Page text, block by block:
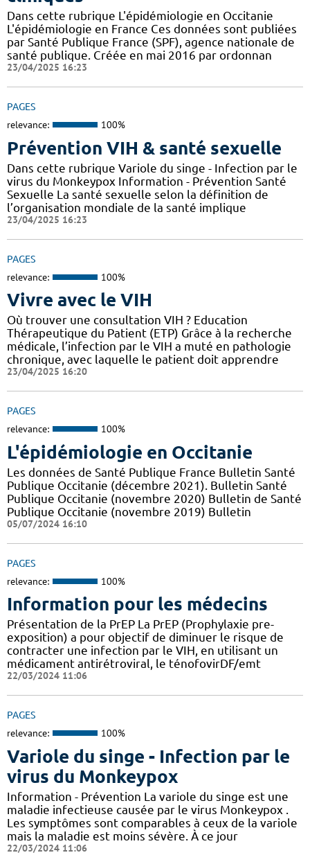
Dans cette rubrique L'épidémiologie en Occitanie
L'épidémiologie en France Ces données sont publiées
par Santé Publique France (SPF), agence nationale de
santé publique. Créée en mai 2016 par ordonnan
23/04/2025 16:23
PAGES
relevance: 100%
Prévention VIH & santé sexuelle
Dans cette rubrique Variole du singe - Infection par le
virus du Monkeypox Information - Prévention Santé
Sexuelle La santé sexuelle selon la définition de
l’organisation mondiale de la santé implique
23/04/2025 16:23
PAGES
relevance: 100%
Vivre avec le VIH
Où trouver une consultation VIH ? Education
Thérapeutique du Patient (ETP) Grâce à la recherche
médicale, l’infection par le VIH a muté en pathologie
chronique, avec laquelle le patient doit apprendre
23/04/2025 16:20
PAGES
relevance: 100%
L'épidémiologie en Occitanie
Les données de Santé Publique France Bulletin Santé
Publique Occitanie (décembre 2021). Bulletin Santé
Publique Occitanie (novembre 2020) Bulletin de Santé
Publique Occitanie (novembre 2019) Bulletin
05/07/2024 16:10
PAGES
relevance: 100%
Information pour les médecins
Présentation de la PrEP La PrEP (Prophylaxie pre-
exposition) a pour objectif de diminuer le risque de
contracter une infection par le VIH, en utilisant un
médicament antirétroviral, le ténofovirDF/emt
22/03/2024 11:06
PAGES
relevance: 100%
Variole du singe - Infection par le
virus du Monkeypox
Information - Prévention La variole du singe est une
maladie infectieuse causée par le virus Monkeypox .
Les symptômes sont comparables à ceux de la variole
mais la maladie est moins sévère. À ce jour
22/03/2024 11:06